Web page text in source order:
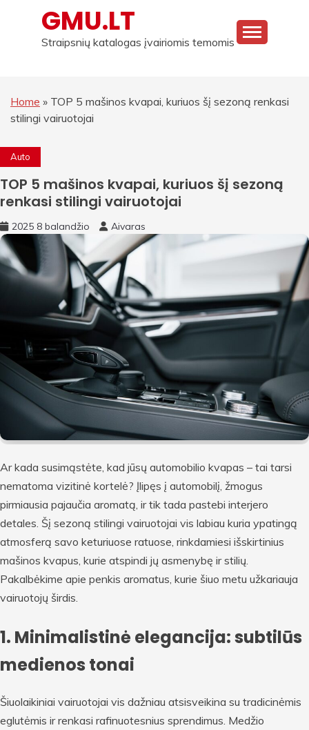
GMU.LT
Straipsnių katalogas įvairiomis temomis
Home » TOP 5 mašinos kvapai, kuriuos šį sezoną renkasi
stilingi vairuotojai
Auto
TOP 5 mašinos kvapai, kuriuos šį sezoną
renkasi stilingi vairuotojai
2025 8 balandžio Aivaras
Ar kada susimąstėte, kad jūsų automobilio kvapas – tai tarsi
nematoma vizitinė kortelė? Įlipęs į automobilį, žmogus
pirmiausia pajaučia aromatą, ir tik tada pastebi interjero
detales. Šį sezoną stilingi vairuotojai vis labiau kuria ypatingą
atmosferą savo keturiuose ratuose, rinkdamiesi išskirtinius
mašinos kvapus, kurie atspindi jų asmenybę ir stilių.
Pakalbėkime apie penkis aromatus, kurie šiuo metu užkariauja
vairuotojų širdis.
1. Minimalistinė elegancija: subtilūs
medienos tonai
Šiuolaikiniai vairuotojai vis dažniau atsisveikina su tradicinėmis
eglutėmis ir renkasi rafinuotesnius sprendimus. Medžio